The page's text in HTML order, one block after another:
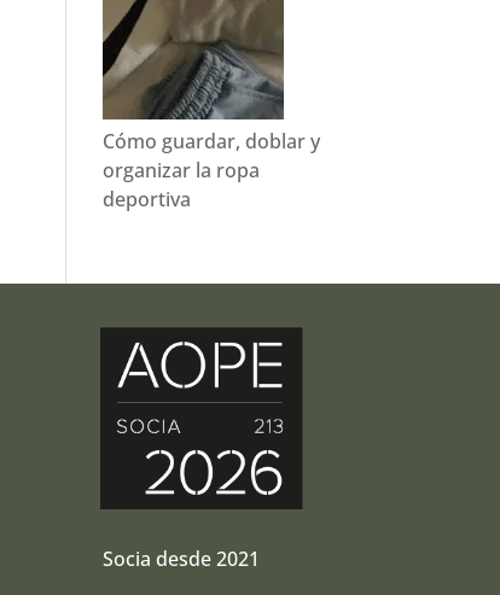
Cómo guardar, doblar y
organizar la ropa
deportiva
Socia desde 2021